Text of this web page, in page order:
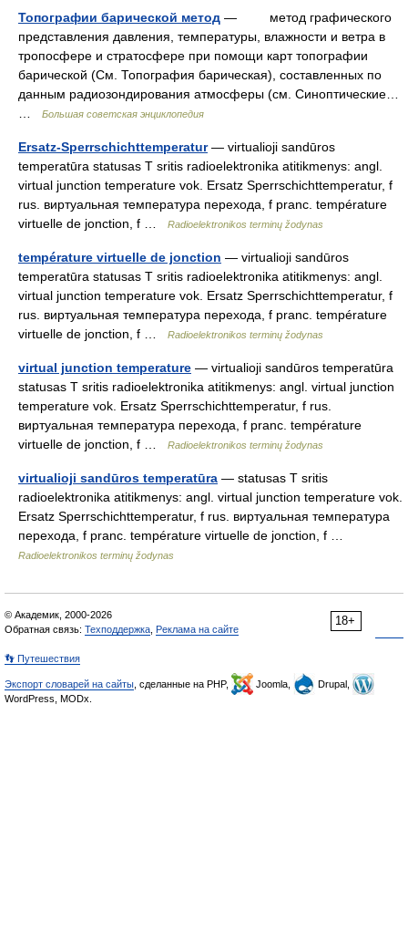
Топографии барической метод — метод графического
представления давления, температуры, влажности и ветра в
тропосфере и стратосфере при помощи карт топографии
барической (См. Топография барическая), составленных по
данным радиозондирования атмосферы (см. Синоптические…
Большая советская энциклопедия
Ersatz-Sperrschichttemperatur— virtualioji sandūros
temperatūra statusas T sritis radioelektronika atitikmenys: angl.
virtual junction temperature vok. Ersatz Sperrschichttemperatur, f
rus. виртуальная температура перехода, f pranc. température
virtuelle de jonction, f …
Radioelektronikos terminų žodynas
température virtuelle de jonction — virtualioji sandūros
temperatūra statusas T sritis radioelektronika atitikmenys: angl.
virtual junction temperature vok. Ersatz Sperrschichttemperatur, f
rus. виртуальная температура перехода, f pranc. température
virtuelle de jonction, f …
Radioelektronikos terminų žodynas
virtual junction temperature — virtualioji sandūros temperatūra
statusas T sritis radioelektronika atitikmenys: angl. virtual junction
temperature vok. Ersatz Sperrschichttemperatur, f rus.
виртуальная температура перехода, f pranc. température
virtuelle de jonction, f …
Radioelektronikos terminų žodynas
virtualioji sandūros temperatūra — statusas T sritis
radioelektronika atitikmenys: angl. virtual junction temperature vok.
Ersatz Sperrschichttemperatur, f rus. виртуальная температура
перехода, f pranc. température virtuelle de jonction, f …
Radioelektronikos terminų žodynas
18+
© Академик, 2000-2026
Обратная связь: Техподдержка Реклама на сайте
👣 Путешествия
Экспорт словарей на сайты , сделанные на PHP, Joomla,
Drupal,
WordPress, MODx.